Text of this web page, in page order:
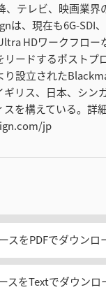
、テレビ、映画業界
は、現在も6G-SDI
HDワークフロー
ードするポストプ
り設立された
リス、日本、シン
を構えている。詳
jp
スをPDFでダウンロ
スをTextでダウンロ